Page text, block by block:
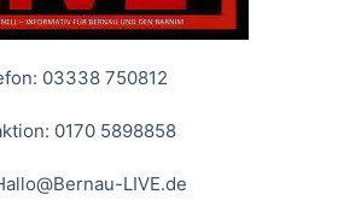
03338 750812
0170 5898858
LIVE.de